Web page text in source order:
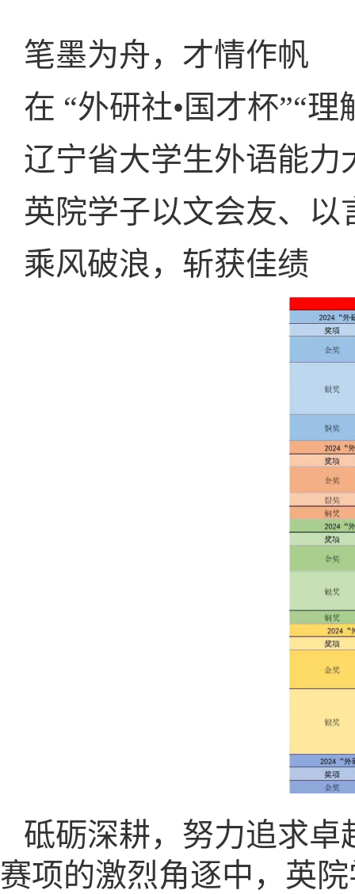
笔墨为舟，才情作帆
在 “外研社•国才杯”“理
辽宁省大学生外语能力
英院学子以文会友、以
乘风破浪，斩获佳绩
砥砺深耕，努力追求
赛项的激烈角逐中，英